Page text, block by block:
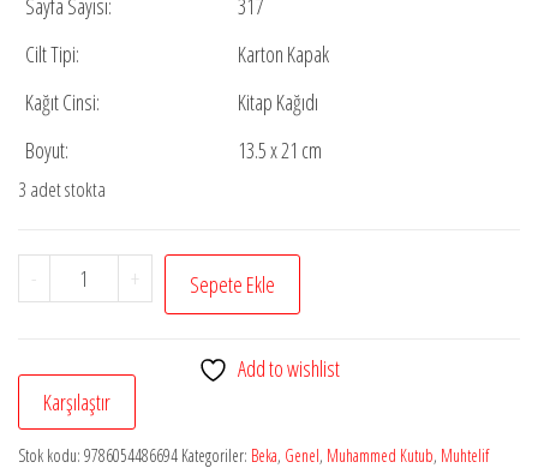
Sayfa Sayısı:
317
Cilt Tipi:
Karton Kapak
Kağıt Cinsi:
Kitap Kağıdı
Boyut:
13.5 x 21 cm
3 adet stokta
-
Çağdaş
Dünyaya
Bakış
adet
+ Sepete Ekle
Add to wishlist
Karşılaştır
Stok kodu: 9786054486694 Kategoriler: Beka, Genel, Muhammed Kutub, Muhtelif